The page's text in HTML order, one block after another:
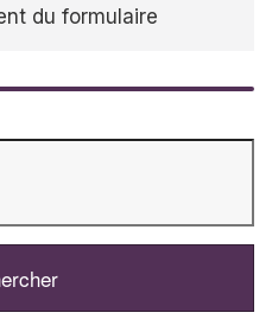
du formulaire